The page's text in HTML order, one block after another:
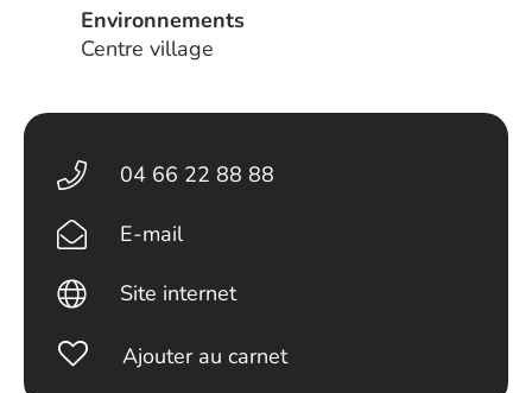
Environnements
Centre village
04 66 22 88 88
E-mail
Site internet
Ajouter au carnet